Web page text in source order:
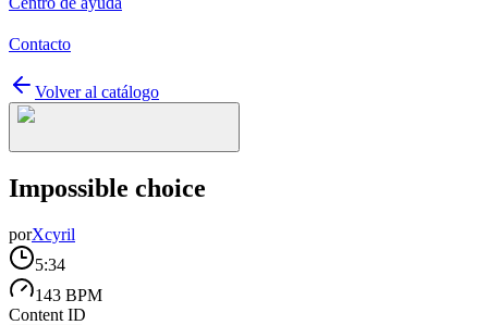
Contacto
Volver al catálogo
Impossible choice
porXcyril
5:34
143 BPM
Content ID